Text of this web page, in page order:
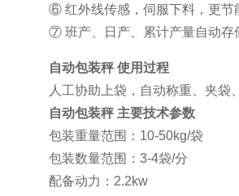
⑥ 红外线传感，伺服下料，更节
⑦ 班产、日产、累计产量自动存
自动包装秤 使用过程
人工协助上袋，自动称重、夹
自动包装秤 主要技术参数
包装重量范围：10-50kg/袋
包装数量范围：3-4袋/分
配备动力：2.2kw